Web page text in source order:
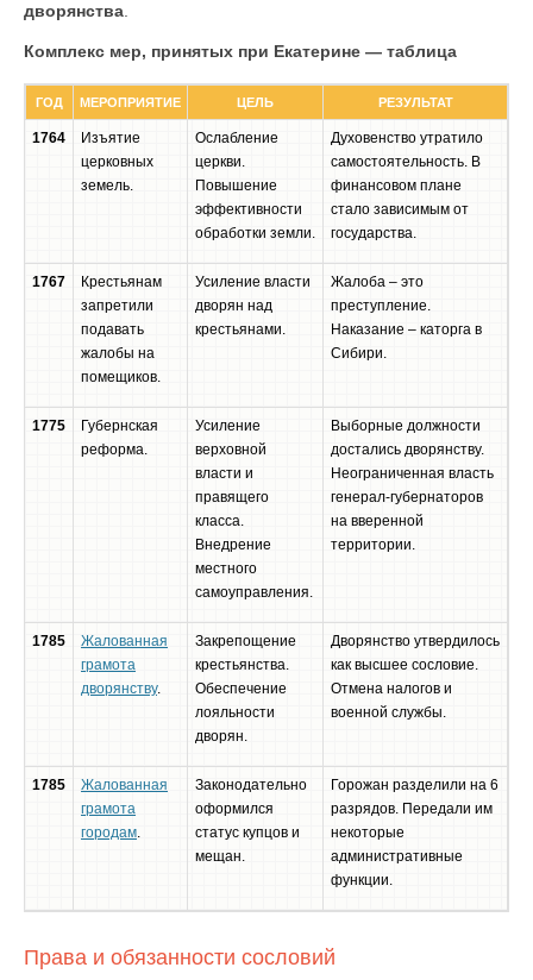
дворянства
Комплекс мер, принятых при Екатерине — таблица
ГОД МЕРОПРИЯТИЕ ЦЕЛЬ РЕЗУЛЬТАТ
1764
Изъятие
церковных
земель.
Ослабление
церкви.
Повышение
эффективности
обработки земли.
Духовенство утратило
самостоятельность. В
финансовом плане
стало зависимым от
государства.
1767
Крестьянам
запретили
подавать
жалобы на
помещиков.
Усиление власти
дворян над
крестьянами.
Жалоба – это
преступление.
Наказание – каторга в
Сибири.
1775
Губернская
реформа.
Усиление
верховной
власти и
правящего
класса.
Внедрение
местного
самоуправления.
Выборные должности
достались дворянству.
Неограниченная власть
генерал-губернаторов
на вверенной
территории.
1785
Жалованная
грамота
дворянству.
Закрепощение
крестьянства.
Обеспечение
лояльности
дворян.
Дворянство утвердилось
как высшее сословие.
Отмена налогов и
военной службы.
1785
Жалованная
грамота
городам.
Законодательно
оформился
статус купцов и
мещан.
Горожан разделили на 6
разрядов. Передали им
некоторые
административные
функции.
Права и обязанности сословий